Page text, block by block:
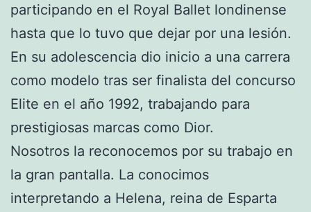
participando en el Royal Ballet londinense
hasta que lo tuvo que dejar por una lesión.
En su adolescencia dio inicio a una carrera
como modelo tras ser finalista del concurso
Elite en el año 1992, trabajando para
prestigiosas marcas como Dior.
Nosotros la reconocemos por su trabajo en
la gran pantalla. La conocimos
interpretando a Helena, reina de Esparta